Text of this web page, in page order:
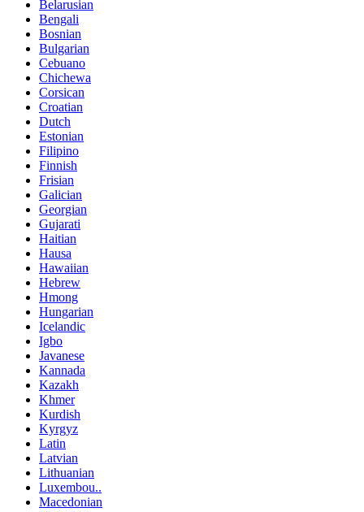
Belarusian
Bengali
Bosnian
Bulgarian
Cebuano
Chichewa
Corsican
Croatian
Dutch
Estonian
Filipino
Finnish
Frisian
Galician
Georgian
Gujarati
Haitian
Hausa
Hawaiian
Hebrew
Hmong
Hungarian
Icelandic
Igbo
Javanese
Kannada
Kazakh
Khmer
Kurdish
Kyrgyz
Latin
Latvian
Lithuanian
Luxembou..
Macedonian